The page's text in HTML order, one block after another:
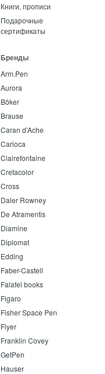
Книги, прописи
Подарочные
сертификаты
Бренды
Arm.Pen
Aurora
Böker
Brause
Caran d’Ache
Carioca
Clairefontaine
Cretacolor
Cross
Daler Rowney
De Atramentis
Diamine
Diplomat
Edding
Faber-Castell
Falafel books
Figaro
Fisher Space Pen
Flyer
Franklin Covey
GetPen
Hauser
Lamy Safari карандаш 0.5